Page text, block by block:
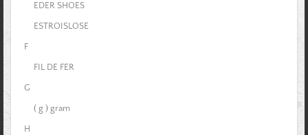
EDER SHOES
ESTROISLOSE
F
FIL DE FER
G
( g ) gram
H